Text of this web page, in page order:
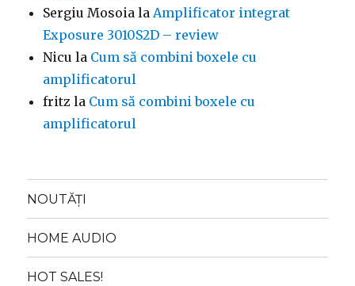
Sergiu Mosoia laAmplificator integrat
Exposure 3010S2D – review
Nicu la Cum să combini boxele cu
amplificatorul
fritz la Cum să combini boxele cu
amplificatorul
NOUTĂȚI
HOME AUDIO
HOT SALES!